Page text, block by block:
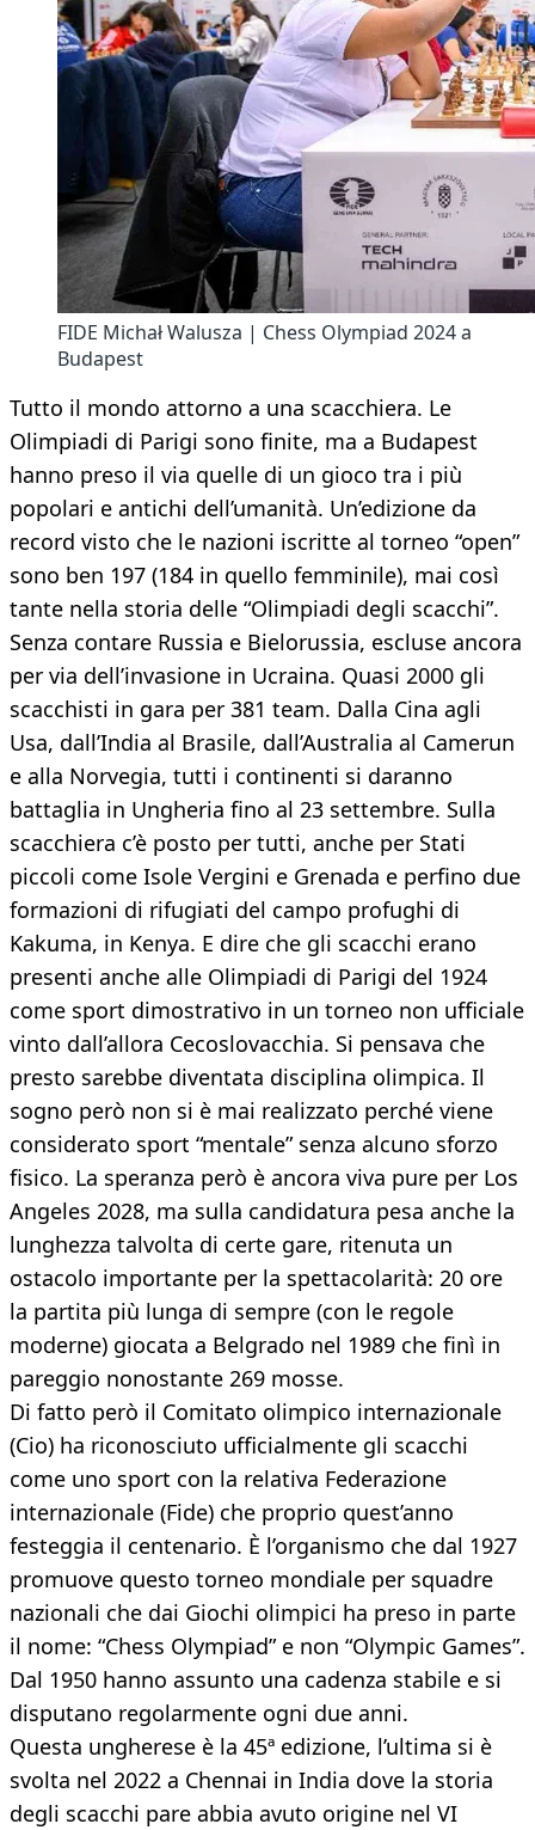
FIDE Michał Walusza | Chess Olympiad 2024 a
Budapest
Tutto il mondo attorno a una scacchiera. Le
Olimpiadi di Parigi sono finite, ma a Budapest
hanno preso il via quelle di un gioco tra i più
popolari e antichi dell’umanità. Un’edizione da
record visto che le nazioni iscritte al torneo “open”
sono ben 197 (184 in quello femminile), mai così
tante nella storia delle “Olimpiadi degli scacchi”.
Senza contare Russia e Bielorussia, escluse ancora
per via dell’invasione in Ucraina. Quasi 2000 gli
scacchisti in gara per 381 team. Dalla Cina agli
Usa, dall’India al Brasile, dall’Australia al Camerun
e alla Norvegia, tutti i continenti si daranno
battaglia in Ungheria fino al 23 settembre. Sulla
scacchiera c’è posto per tutti, anche per Stati
piccoli come Isole Vergini e Grenada e perfino due
formazioni di rifugiati del campo profughi di
Kakuma, in Kenya. E dire che gli scacchi erano
presenti anche alle Olimpiadi di Parigi del 1924
come sport dimostrativo in un torneo non ufficiale
vinto dall’allora Cecoslovacchia. Si pensava che
presto sarebbe diventata disciplina olimpica. Il
sogno però non si è mai realizzato perché viene
considerato sport “mentale” senza alcuno sforzo
fisico. La speranza però è ancora viva pure per Los
Angeles 2028, ma sulla candidatura pesa anche la
lunghezza talvolta di certe gare, ritenuta un
ostacolo importante per la spettacolarità: 20 ore
la partita più lunga di sempre (con le regole
moderne) giocata a Belgrado nel 1989 che finì in
pareggio nonostante 269 mosse.
Di fatto però il Comitato olimpico internazionale
(Cio) ha riconosciuto ufficialmente gli scacchi
come uno sport con la relativa Federazione
internazionale (Fide) che proprio quest’anno
festeggia il centenario. È l’organismo che dal 1927
promuove questo torneo mondiale per squadre
nazionali che dai Giochi olimpici ha preso in parte
il nome: “Chess Olympiad” e non “Olympic Games”.
Dal 1950 hanno assunto una cadenza stabile e si
disputano regolarmente ogni due anni.
Questa ungherese è la 45ª edizione, l’ultima si è
svolta nel 2022 a Chennai in India dove la storia
degli scacchi pare abbia avuto origine nel VI